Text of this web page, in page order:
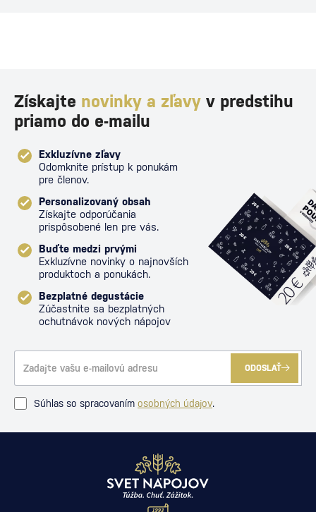
Získajte novinky a zľavy v predstihu
priamo do e-mailu
Exkluzívne zľavy
Odomknite prístup k ponukám
pre členov.
Personalizovaný obsah
Získajte odporúčania
prispôsobené len pre vás.
Buďte medzi prvými
Exkluzívne novinky o najnovších
produktoch a ponukách.
Bezplatné degustácie
Zúčastnite sa bezplatných
ochutnávok nových nápojov
ODOSLAŤ
Súhlas so spracovaním osobných údajov.